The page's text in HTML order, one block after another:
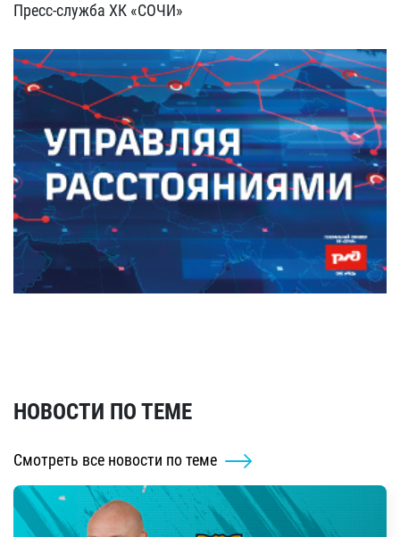
Пресс-служба ХК «СОЧИ»
НОВОСТИ ПО ТЕМЕ
Смотреть все новости по теме